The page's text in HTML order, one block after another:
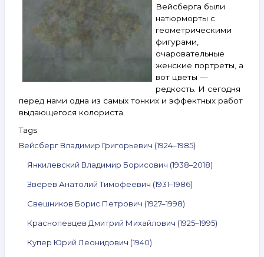
Сарьян,
и другие.
Вейсберга были
натюрморты с
геометрическими
фигурами,
очаровательные
женские портреты, а
вот цветы —
редкость. И сегодня
перед нами одна из самых тонких и эффектных работ
выдающегося колориста.
Tags
Вейсберг Владимир Григорьевич (1924–1985)
Янкилевский Владимир Борисович (1938–2018)
Зверев Анатолий Тимофеевич (1931–1986)
Свешников Борис Петрович (1927–1998)
Краснопевцев Дмитрий Михайлович (1925–1995)
Купер Юрий Леонидович (1940)